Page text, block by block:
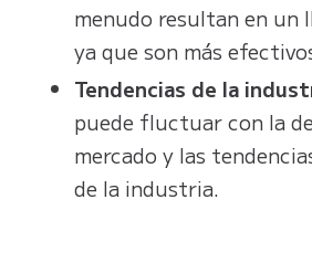
menudo resultan en un
ya que son más
Tendencias de la
puede fluctuar con la
mercado y las
de la industria.